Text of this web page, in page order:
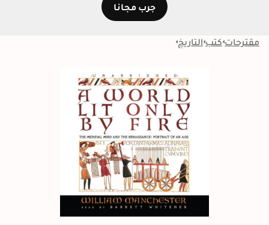
جرب مجانا
مقترحات كتب التاريخ